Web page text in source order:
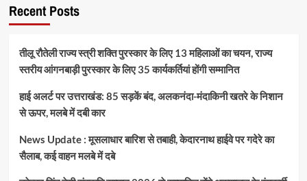
Recent Posts
तीलू रौतेली राज्य स्त्री शक्ति पुरस्कार के लिए 13 महिलाओं का चयन, राज्य
स्तरीय आंगनबाड़ी पुरस्कार के लिए 35 कार्यकर्तियां होंगी सम्मानित
हाई अलर्ट पर उत्तराखंड: 85 सड़कें बंद, अलकनंदा-मंदाकिनी खतरे के निशान
से ऊपर, मलबे में दबी कार
News Update : मूसलाधार बारिश से तबाही, केदारनाथ हाईवे पर गदेरे का
सैलाब, कई वाहन मलबे में दबे